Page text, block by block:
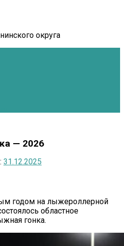
округа
— 2026
31.12.2025
годом на лыжероллерной
областное
гонка.